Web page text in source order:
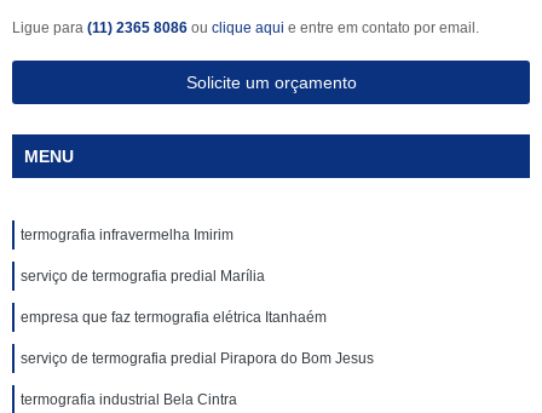
Ligue para (11) 2365 8086 ou clique aqui e entre em contato por email.
Solicite um orçamento
MENU
termografia infravermelha Imirim
serviço de termografia predial Marília
empresa que faz termografia elétrica Itanhaém
serviço de termografia predial Pirapora do Bom Jesus
termografia industrial Bela Cintra